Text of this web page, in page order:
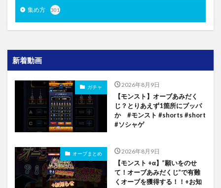
集め方 301
新着動画
ガチャ 2026年8月9日
【モンスト】オーブあみだく
じ？とりあえず1箇所にブッパ
か #モンスト #shorts #short
#ソシャゲ
オーブまとめ 2026年8月9日
【モンスト +α】”願いをのせ
て！オーブあみだくじ”で有難
くオーブを獲得する！！+お知